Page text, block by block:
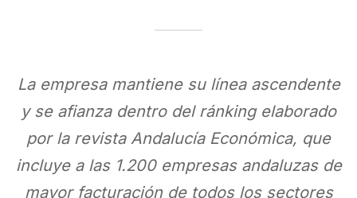
La empresa mantiene su línea ascendente
y se afianza dentro del ránking elaborado
por la revista Andalucía Económica, que
incluye a las 1.200 empresas andaluzas de
mayor facturación de todos los sectores